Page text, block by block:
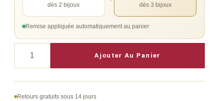
dès 2 bijoux dès 3 bijoux
Remise appliquée automatiquement au panier
Ajouter Au Panier
Retours gratuits sous 14 jours